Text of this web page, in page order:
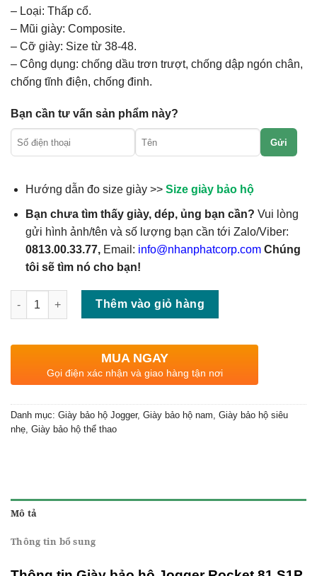
– Loại: Thấp cổ.
– Mũi giày: Composite.
– Cỡ giày: Size từ 38-48.
– Công dụng: chống dầu trơn trượt, chống dập ngón chân,
chống tĩnh điện, chống đinh.
Bạn cần tư vấn sản phẩm này?
Gửi
Hướng dẫn đo size giày >> Size giày bảo hộ
Bạn chưa tìm thấy giày, dép, ủng bạn cần? Vui lòng
gửi hình ảnh/tên và số lượng bạn cần tới Zalo/Viber:
0813.00.33.77, Email: info@nhanphatcorp.com Chúng
tôi sẽ tìm nó cho bạn!
Số lượng
Thêm vào giỏ hàng
MUA NGAY
Gọi điện xác nhận và giao hàng tận nơi
Danh mục: Giày bảo hộ Jogger, Giày bảo hộ nam, Giày bảo hộ siêu
nhẹ, Giày bảo hộ thể thao
Mô tả
Thông tin bổ sung